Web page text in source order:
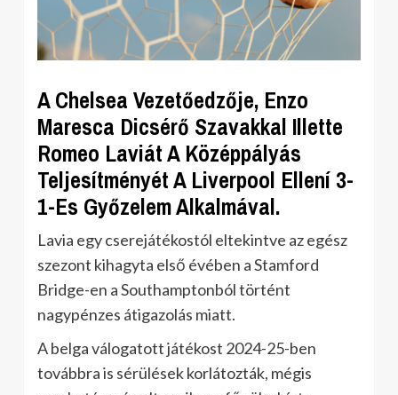
A Chelsea Vezetőedzője, Enzo
Maresca Dicsérő Szavakkal Illette
Romeo Laviát A Középpályás
Teljesítményét A Liverpool Ellení 3-
1-Es Győzelem Alkalmával.
Lavia egy cserejátékostól eltekintve az egész
szezont kihagyta első évében a Stamford
Bridge-en a Southamptonból történt
nagypénzes átigazolás miatt.
A belga válogatott játékost 2024-25-ben
továbbra is sérülések korlátozták, mégis